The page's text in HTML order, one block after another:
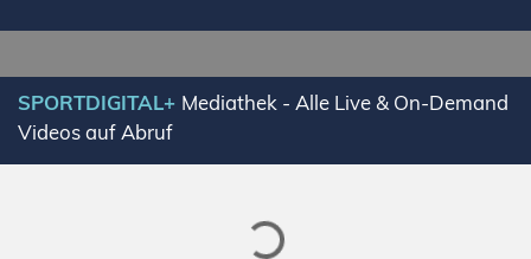
SPORTDIGITAL+ Mediathek - Alle Live & On-Demand
Videos auf Abruf
Lade SPORTDIGITAL+ Mediathek